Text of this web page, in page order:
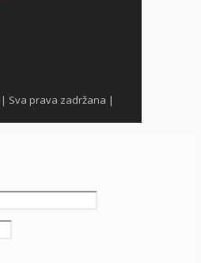
| Sva prava zadržana |